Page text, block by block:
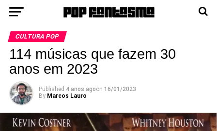
CULTURA POP
114 músicas que fazem 30
anos em 2023
Published 4 anos agoon 16/01/2023
By Marcos Lauro